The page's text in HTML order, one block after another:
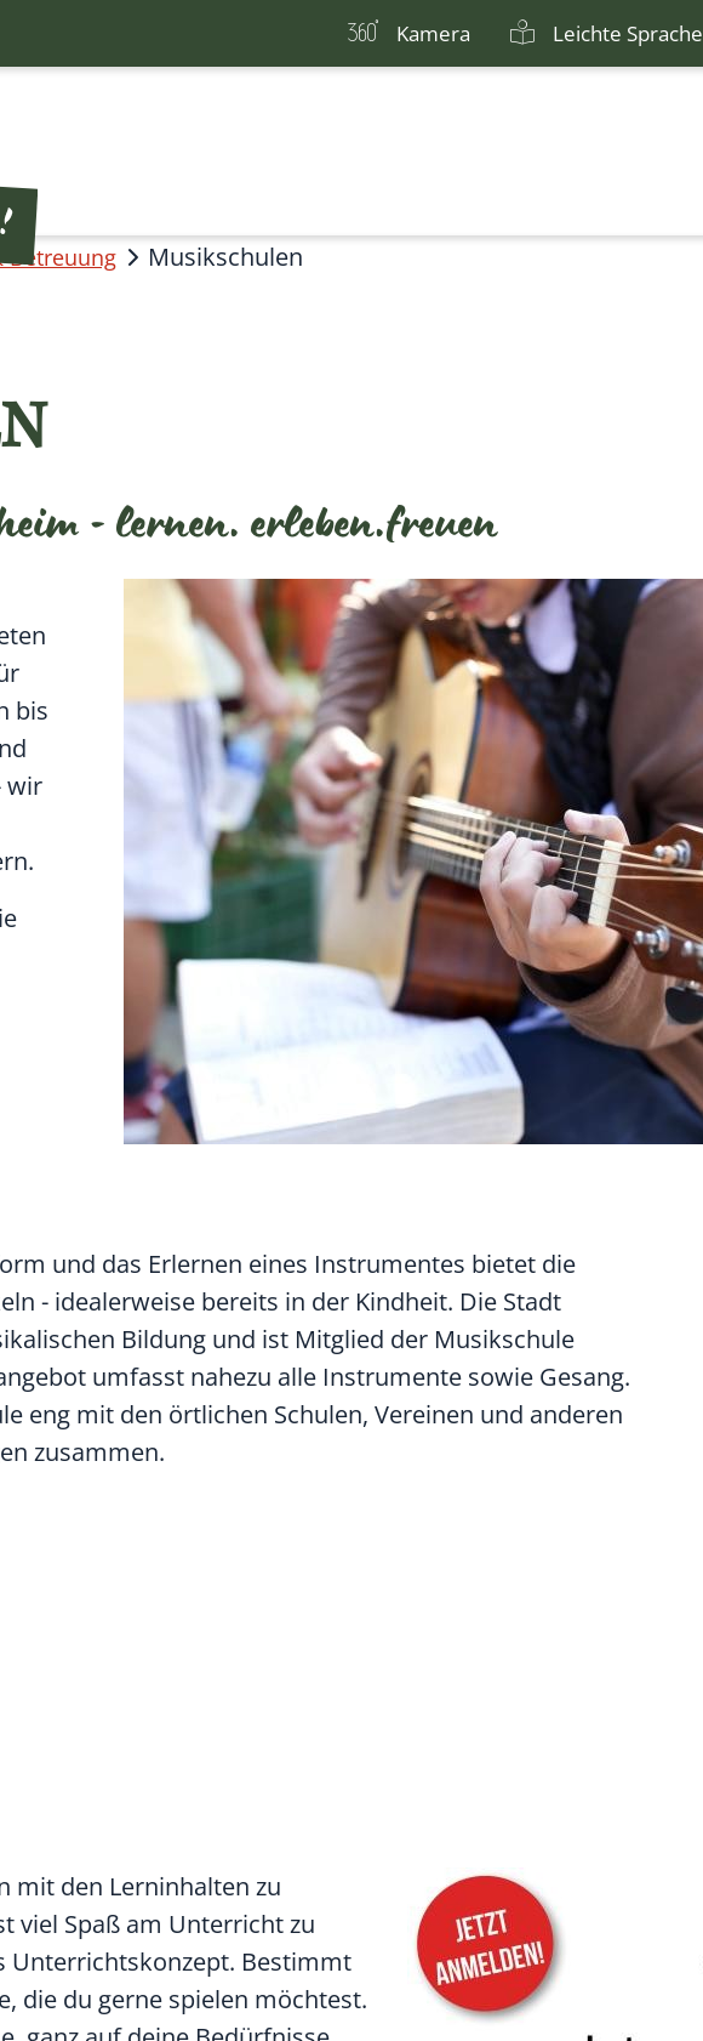
Kamera Leichte Sprache
Betreuung Musikschulen
- lernen. erleben.freuen
bis
wir
und das Erlernen eines Instrumentes bietet die
- idealerweise bereits in der Kindheit. Die Stadt
Bildung und ist Mitglied der Musikschule
umfasst nahezu alle Instrumente sowie Gesang.
eng mit den örtlichen Schulen, Vereinen und anderen
zusammen.
mit den Lerninhalten zu
viel Spaß am Unterricht zu
Unterrichtskonzept. Bestimmt
die du gerne spielen möchtest.